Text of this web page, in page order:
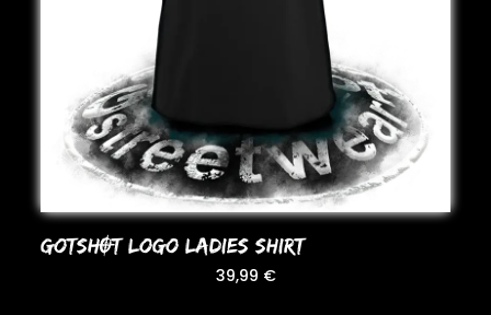
GoTSHOT LoGo LADIES SHIRT
39,99 €